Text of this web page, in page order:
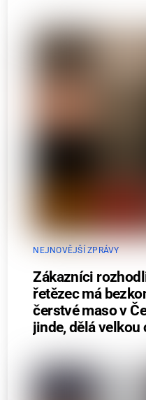
NEJNOVĚJŠÍ ZPRÁVY
Zákazníci
řetězec má
čerstvé maso v
jinde, dělá velkou